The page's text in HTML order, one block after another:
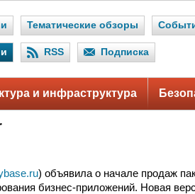
Тематические обзоры
RSS Подписка
и инфраструктура
) объявила о начале продаж
бизнес-приложений. Новая